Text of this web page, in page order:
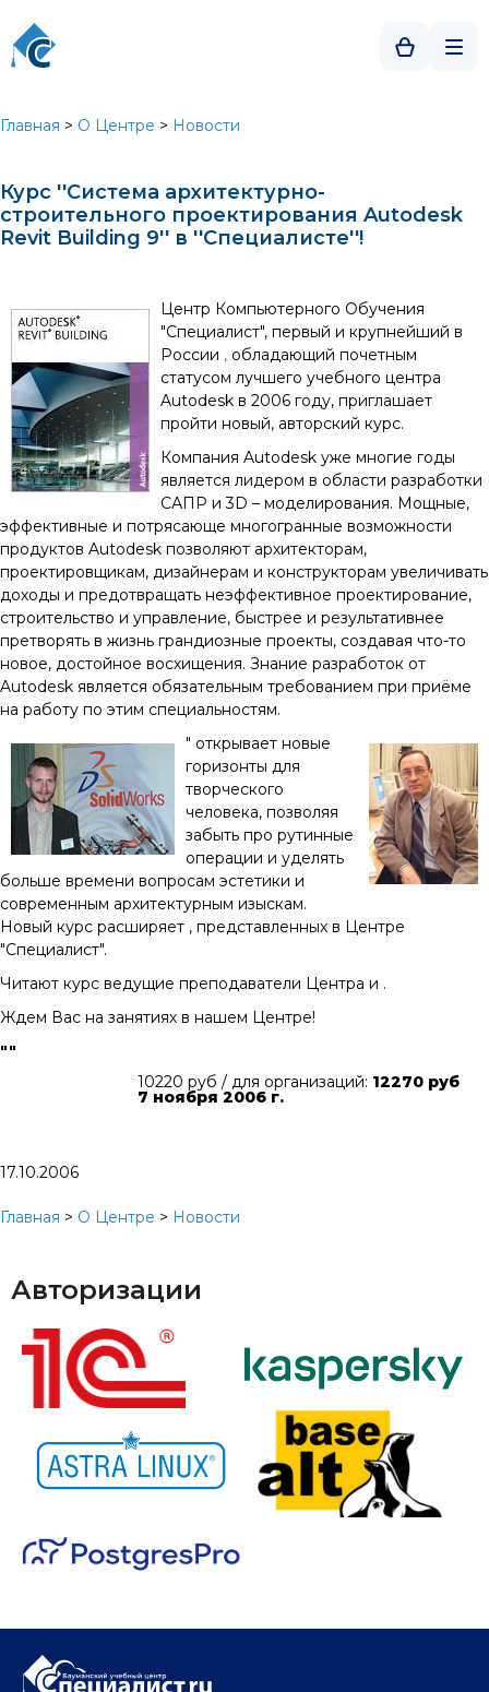
Главная > О Центре > Новости
Курс ''Система архитектурно-
строительного проектирования Autodesk
Revit Building 9'' в ''Специалисте''!
Центр Компьютерного Обучения
"Специалист", первый и крупнейший в
России , обладающий почетным
статусом лучшего учебного центра
Autodesk в 2006 году, приглашает
пройти новый, авторский курс.
Компания Autodesk уже многие годы
является лидером в области разработки
САПР и 3D – моделирования. Мощные,
эффективные и потрясающе многогранные возможности
продуктов Autodesk позволяют архитекторам,
проектировщикам, дизайнерам и конструкторам увеличивать
доходы и предотвращать неэффективное проектирование,
строительство и управление, быстрее и результативнее
претворять в жизнь грандиозные проекты, создавая что-то
новое, достойное восхищения. Знание разработок от
Autodesk является обязательным требованием при приёме
на работу по этим специальностям.
" открывает новые
горизонты для
творческого
человека, позволяя
забыть про рутинные
операции и уделять
больше времени вопросам эстетики и
современным архитектурным изыскам.
Новый курс расширяет , представленных в Центре
"Специалист".
Читают курс ведущие преподаватели Центра и .
Ждем Вас на занятиях в нашем Центре!
""
10220 руб / для организаций: 12270 руб
7 ноября 2006 г.
17.10.2006
Главная > О Центре > Новости
Авторизации